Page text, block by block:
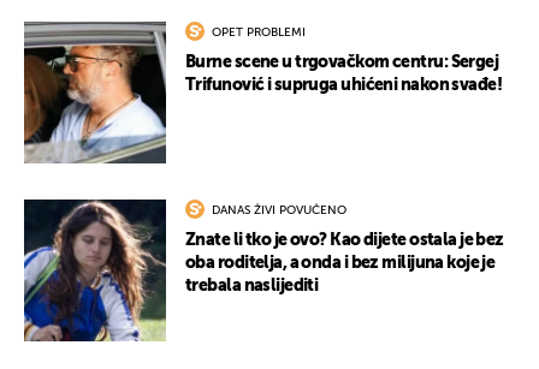
OPET PROBLEMI
Burne scene u trgovačkom centru: Sergej
Trifunović i supruga uhićeni nakon svađe!
DANAS ŽIVI POVUČENO
Znate li tko je ovo? Kao dijete ostala je bez
oba roditelja, a onda i bez milijuna koje je
trebala naslijediti